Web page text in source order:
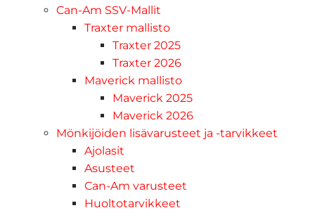
Can-Am SSV-Mallit
Traxter mallisto
Traxter 2025
Traxter 2026
Maverick mallisto
Maverick 2025
Maverick 2026
Mönkijöiden lisävarusteet ja -tarvikkeet
Ajolasit
Asusteet
Can-Am varusteet
Huoltotarvikkeet